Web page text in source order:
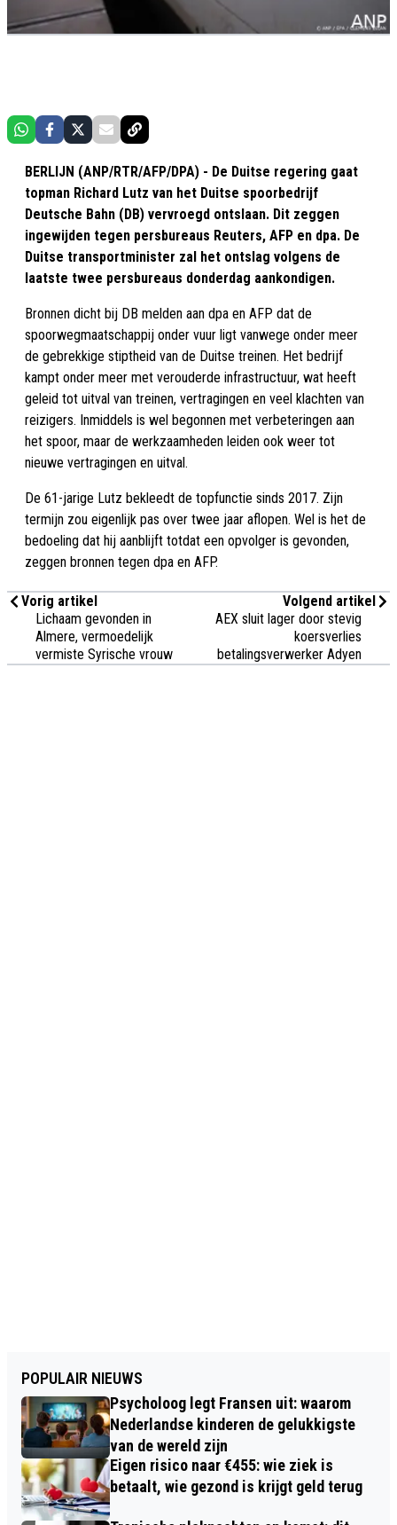
BERLIJN (ANP/RTR/AFP/DPA) - De Duitse regering gaat
topman Richard Lutz van het Duitse spoorbedrijf
Deutsche Bahn (DB) vervroegd ontslaan. Dit zeggen
ingewijden tegen persbureaus Reuters, AFP en dpa. De
Duitse transportminister zal het ontslag volgens de
laatste twee persbureaus donderdag aankondigen.
Bronnen dicht bij DB melden aan dpa en AFP dat de
spoorwegmaatschappij onder vuur ligt vanwege onder meer
de gebrekkige stiptheid van de Duitse treinen. Het bedrijf
kampt onder meer met verouderde infrastructuur, wat heeft
geleid tot uitval van treinen, vertragingen en veel klachten van
reizigers. Inmiddels is wel begonnen met verbeteringen aan
het spoor, maar de werkzaamheden leiden ook weer tot
nieuwe vertragingen en uitval.
De 61-jarige Lutz bekleedt de topfunctie sinds 2017. Zijn
termijn zou eigenlijk pas over twee jaar aflopen. Wel is het de
bedoeling dat hij aanblijft totdat een opvolger is gevonden,
zeggen bronnen tegen dpa en AFP.
Vorig artikel
Lichaam gevonden in
Almere, vermoedelijk
vermiste Syrische vrouw
Volgend artikel
AEX sluit lager door stevig
koersverlies
betalingsverwerker Adyen
POPULAIR NIEUWS
Psycholoog legt Fransen uit: waarom
Nederlandse kinderen de gelukkigste
van de wereld zijn
Eigen risico naar €455: wie ziek is
betaalt, wie gezond is krijgt geld terug